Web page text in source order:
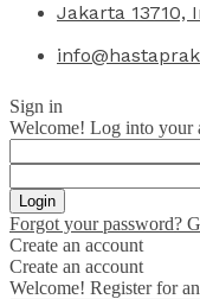
Jakarta 13710,
Sign in
Welcome! Log into your
Forgot your password?
Create an account
Create an account
Welcome! Register for